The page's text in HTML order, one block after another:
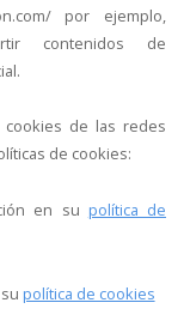
por ejemplo,
contenidos de
de las redes
de cookies:
en su política de
política de cookies